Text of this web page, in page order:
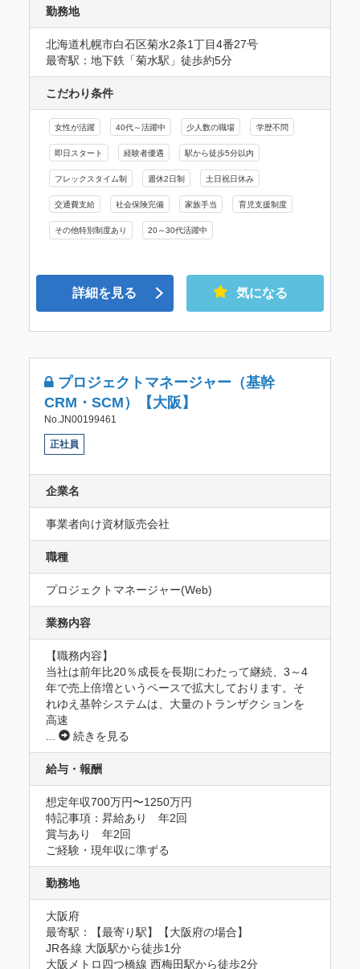
勤務地
北海道札幌市白石区菊水2条1丁目4番27号
最寄駅：地下鉄「菊水駅」徒歩約5分
こだわり条件
女性が活躍 40代～活躍中 少人数の職場 学歴不問
即日スタート 経験者優遇 駅から徒歩5分以内
フレックスタイム制 週休2日制 土日祝日休み
交通費支給 社会保険完備 家族手当 育児支援制度
その他特別制度あり 20～30代活躍中
詳細を見る 気になる
プロジェクトマネージャー（基幹
CRM・SCM）【大阪】
No.JN00199461
正社員
企業名
事業者向け資材販売会社
職種
プロジェクトマネージャー(Web)
業務内容
【職務内容】
当社は前年比20％成長を長期にわたって継続、3～4
年で売上倍増というペースで拡大しております。そ
れゆえ基幹システムは、大量のトランザクションを
高速
続きを見る
給与・報酬
想定年収700万円〜1250万円
特記事項：昇給あり　年2回
賞与あり　年2回
ご経験・現年収に準ずる
勤務地
大阪府
最寄駅：【最寄り駅】【大阪府の場合】
JR各線 大阪駅から徒歩1分
大阪メトロ四つ橋線 西梅田駅から徒歩2分